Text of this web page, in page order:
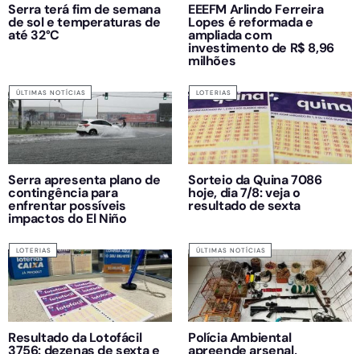
Serra terá fim de semana
de sol e temperaturas de
até 32°C
EEEFM Arlindo Ferreira
Lopes é reformada e
ampliada com
investimento de R$ 8,96
milhões
ÚLTIMAS NOTÍCIAS
Serra apresenta plano de
contingência para
enfrentar possíveis
impactos do El Niño
LOTERIAS
Sorteio da Quina 7086
hoje, dia 7/8: veja o
resultado de sexta
LOTERIAS
Resultado da Lotofácil
ÚLTIMAS NOTÍCIAS
Polícia Ambiental